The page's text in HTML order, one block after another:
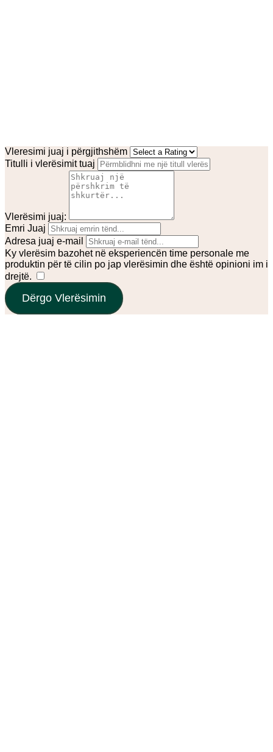
Vleresimi juaj i përgjithshëm
Titulli i vlerësimit tuaj
Vlerësimi juaj:
Emri Juaj
Adresa juaj e-mail
Ky vlerësim bazohet në eksperiencën time personale me
produktin për të cilin po jap vlerësimin dhe është opinioni im i
drejtë.
Dërgo Vlerësimin